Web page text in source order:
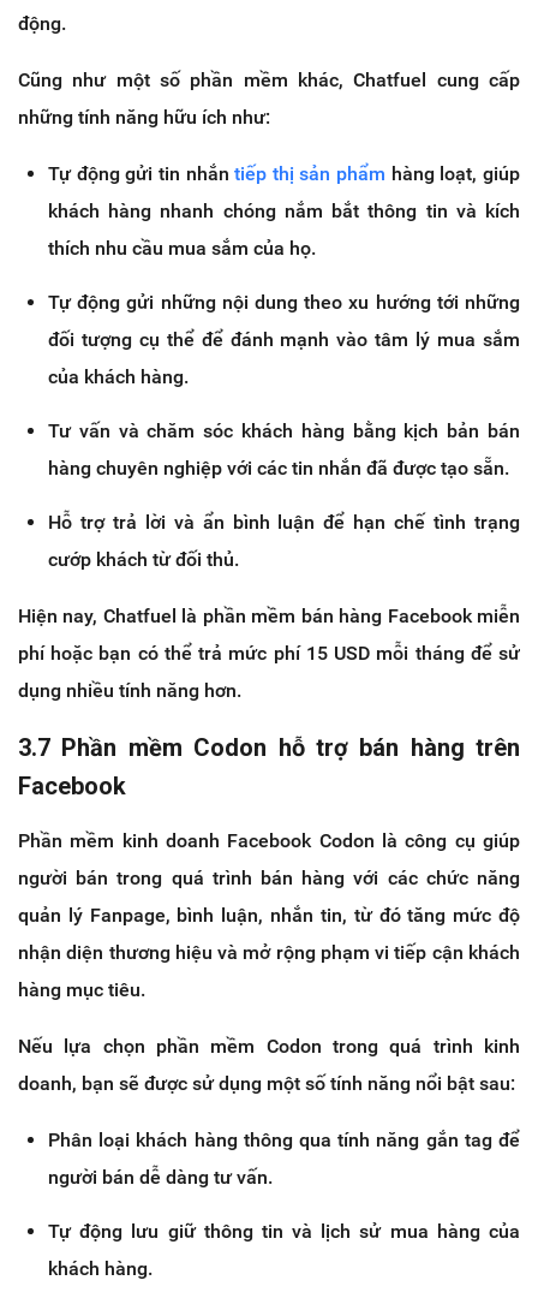
động.
Cũng như một số phần mềm khác, Chatfuel cung cấp
những tính năng hữu ích như:
Tự động gửi tin nhắntiếp thị sản phẩm hàng loạt, giúp
khách hàng nhanh chóng nắm bắt thông tin và kích
thích nhu cầu mua sắm của họ.
Tự động gửi những nội dung theo xu hướng tới những
đối tượng cụ thể để đánh mạnh vào tâm lý mua sắm
của khách hàng.
Tư vấn và chăm sóc khách hàng bằng kịch bản bán
hàng chuyên nghiệp với các tin nhắn đã được tạo sẵn.
Hỗ trợ trả lời và ẩn bình luận để hạn chế tình trạng
cướp khách từ đối thủ.
Hiện nay, Chatfuel là phần mềm bán hàng Facebook miễn
phí hoặc bạn có thể trả mức phí 15 USD mỗi tháng để sử
dụng nhiều tính năng hơn.
3.7 Phần mềm Codon hỗ trợ bán hàng trên
Facebook
Phần mềm kinh doanh Facebook Codon là công cụ giúp
người bán trong quá trình bán hàng với các chức năng
quản lý Fanpage, bình luận, nhắn tin, từ đó tăng mức độ
nhận diện thương hiệu và mở rộng phạm vi tiếp cận khách
hàng mục tiêu.
Nếu lựa chọn phần mềm Codon trong quá trình kinh
doanh, bạn sẽ được sử dụng một số tính năng nổi bật sau:
Phân loại khách hàng thông qua tính năng gắn tag để
người bán dễ dàng tư vấn.
Tự động lưu giữ thông tin và lịch sử mua hàng của
khách hàng.